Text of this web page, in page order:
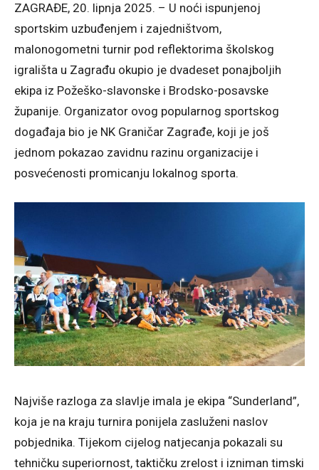
ZAGRAĐE, 20. lipnja 2025. – U noći ispunjenoj
sportskim uzbuđenjem i zajedništvom,
malonogometni turnir pod reflektorima školskog
igrališta u Zagrađu okupio je dvadeset ponajboljih
ekipa iz Požeško-slavonske i Brodsko-posavske
županije. Organizator ovog popularnog sportskog
događaja bio je NK Graničar Zagrađe, koji je još
jednom pokazao zavidnu razinu organizacije i
posvećenosti promicanju lokalnog sporta.
Najviše razloga za slavlje imala je ekipa “Sunderland”,
koja je na kraju turnira ponijela zasluženi naslov
pobjednika. Tijekom cijelog natjecanja pokazali su
tehničku superiornost, taktičku zrelost i izniman timski